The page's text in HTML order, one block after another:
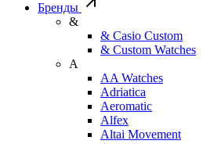
Бренды
&
& Casio Custom
& Custom Watches
A
AA Watches
Adriatica
Aeromatic
Alfex
Altai Movement